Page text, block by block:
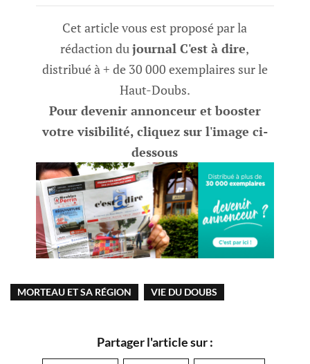
Cet article vous est proposé par la
rédaction dujournal C'est à dire,
distribué à + de 30 000 exemplaires sur le
Haut-Doubs.
Pour devenir annonceur et booster
votre visibilité, cliquez sur l'image ci-
dessous
MORTEAU ET SA RÉGION VIE DU DOUBS
Partager l'article sur :